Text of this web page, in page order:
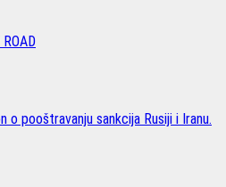
o pooštravanju sankcija Rusiji i Iranu.